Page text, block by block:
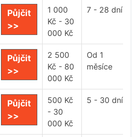
Půjčit
>>
1 000
Kč - 30
000 Kč
7 - 28 dní
Půjčit
>>
2 500
Kč - 80
000 Kč
Od 1
měsíce
Půjčit
>>
500 Kč
- 30
000 Kč
5 - 30 dní